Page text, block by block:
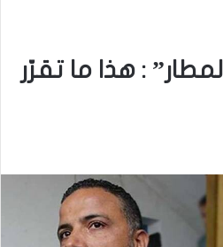
: هذا ما تقرّر